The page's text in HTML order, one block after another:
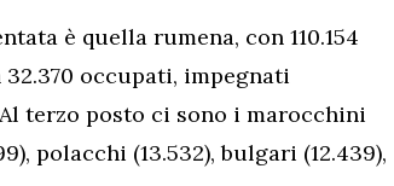
è quella rumena, con 110.154
occupati, impegnati
terzo posto ci sono i marocchini
polacchi (13.532), bulgari (12.439),